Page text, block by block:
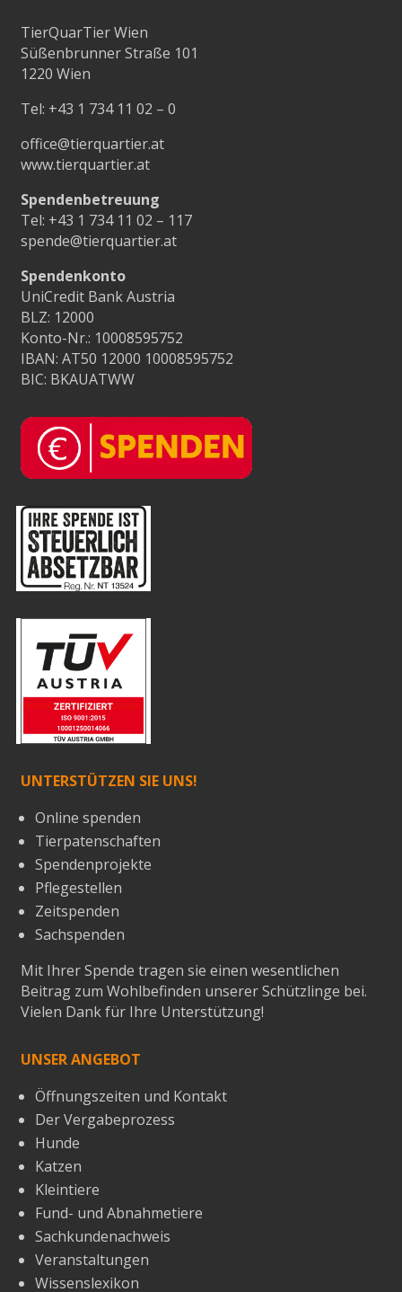
TierQuarTier Wien
Süßenbrunner Straße 101
1220 Wien
Tel: +43 1 734 11 02 – 0
office@tierquartier.at
www.tierquartier.at
Spendenbetreuung
Tel: +43 1 734 11 02 – 117
spende@tierquartier.at
Spendenkonto
UniCredit Bank Austria
BLZ: 12000
Konto-Nr.: 10008595752
IBAN: AT50 12000 10008595752
BIC: BKAUATWW
UNTERSTÜTZEN SIE UNS!
Online spenden
Tierpatenschaften
Spendenprojekte
Pflegestellen
Zeitspenden
Sachspenden
Mit Ihrer Spende tragen sie einen wesentlichen
Beitrag zum Wohlbefinden unserer Schützlinge bei.
Vielen Dank für Ihre Unterstützung!
UNSER ANGEBOT
Öffnungszeiten und Kontakt
Der Vergabeprozess
Hunde
Katzen
Kleintiere
Fund- und Abnahmetiere
Sachkundenachweis
Veranstaltungen
Wissenslexikon